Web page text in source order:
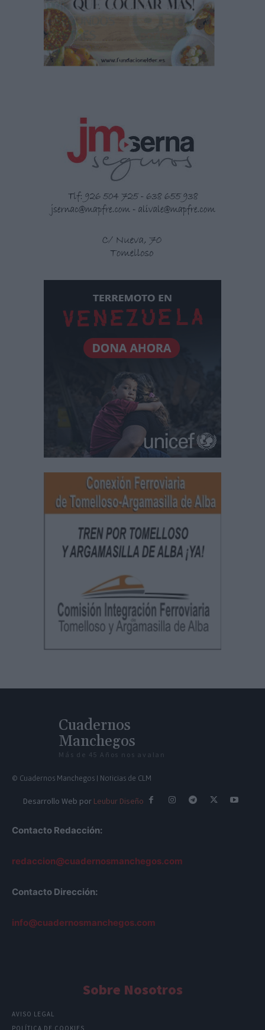
Cuadernos
Manchegos
Más de 45 Años nos avalan
© Cuadernos Manchegos | Noticias de CLM
Desarrollo Web por Leubur Diseño
Contacto Redacción:
redaccion@cuadernosmanchegos.com
Contacto Dirección:
info@cuadernosmanchegos.com
Sobre Nosotros
AVISO LEGAL
POLÍTICA DE COOKIES